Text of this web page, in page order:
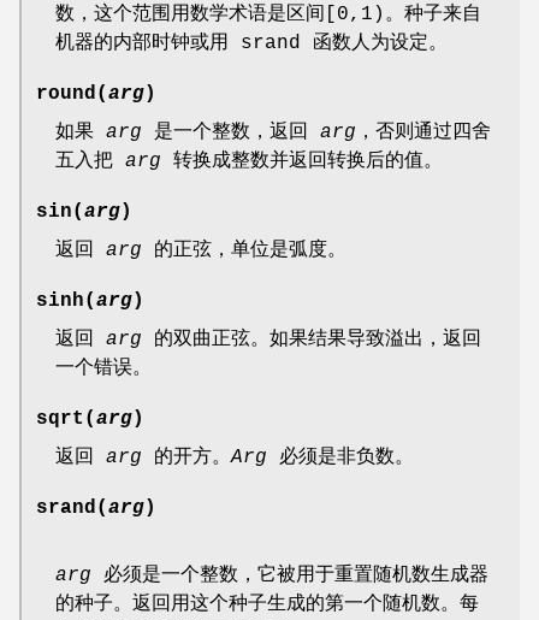
数，这个范围用数学术语是区间[0,1)。种子来自
机器的内部时钟或用 srand 函数人为设定。
round(arg)
如果 arg 是一个整数，返回 arg ，否则通过四舍
五入把 arg 转换成整数并返回转换后的值。
sin(arg)
返回 arg 的正弦，单位是弧度。
sinh(arg)
返回 arg 的双曲正弦。如果结果导致溢出，返回
一个错误。
sqrt(arg)
返回 arg 的开方。Arg 必须是非负数。
srand(arg)
arg 必须是一个整数，它被用于重置随机数生成器
的种子。返回用这个种子生成的第一个随机数。每